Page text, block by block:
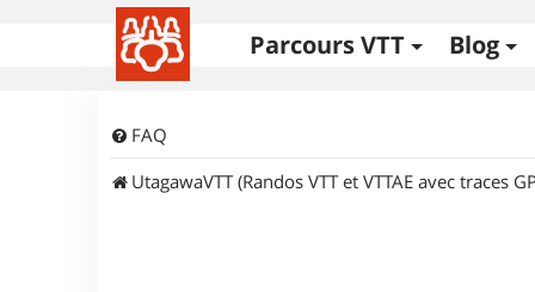
Parcours VTT Blog
FAQ
UtagawaVTT (Randos VTT et VTTAE avec traces